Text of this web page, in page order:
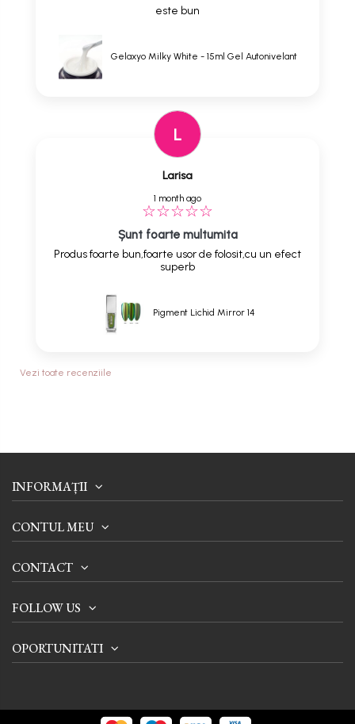
este bun
Gelaxyo Milky White - 15ml Gel Autonivelant
L
Larisa
1 month ago
Șunt foarte multumita
Produs foarte bun,foarte usor de folosit,cu un efect
superb
Pigment Lichid Mirror 14
Vezi toate recenziile
INFORMAȚII
CONTUL MEU
CONTACT
FOLLOW US
OPORTUNITATI